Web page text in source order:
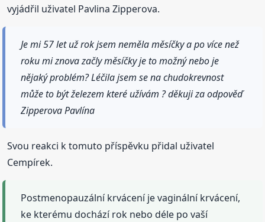
vyjádřil uživatel Pavlina Zipperova.
Je mi 57 let už rok jsem neměla měsíčky a po více než
roku mi znova začly měsíčky je to možný nebo je
nějaký problém? Léčila jsem se na chudokrevnost
může to být železem které užívám ? děkuji za odpověď
Zipperova Pavlína
Svou reakci k tomuto příspěvku přidal uživatel
Cempírek.
Postmenopauzální krvácení je vaginální krvácení,
ke kterému dochází rok nebo déle po vaší